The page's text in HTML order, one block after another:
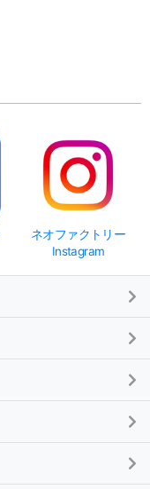
ネオファクトリー
Instagram